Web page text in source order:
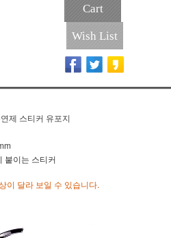
Cart
Wish List
제 스티커 유포지
붙이는 스티커
이 달라 보일 수 있습니다.